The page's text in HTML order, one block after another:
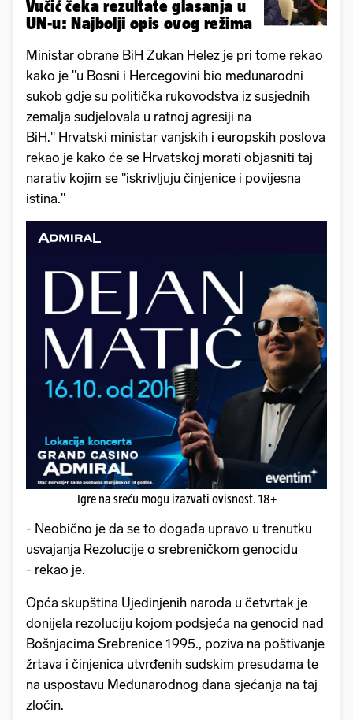
Vučić čeka rezultate glasanja u
UN-u: Najbolji opis ovog režima
Ministar obrane BiH Zukan Helez je pri tome rekao
kako je "u Bosni i Hercegovini bio međunarodni
sukob gdje su politička rukovodstva iz susjednih
zemalja sudjelovala u ratnoj agresiji na
BiH." Hrvatski ministar vanjskih i europskih poslova
rekao je kako će se Hrvatskoj morati objasniti taj
narativ kojim se "iskrivljuju činjenice i povijesna
istina."
Igre na sreću mogu izazvati ovisnost. 18+
- Neobično je da se to događa upravo u trenutku
usvajanja Rezolucije o srebreničkom genocidu
- rekao je.
Opća skupština Ujedinjenih naroda u četvrtak je
donijela rezoluciju kojom podsjeća na genocid nad
Bošnjacima Srebrenice 1995., poziva na poštivanje
žrtava i činjenica utvrđenih sudskim presudama te
na uspostavu Međunarodnog dana sjećanja na taj
zločin.